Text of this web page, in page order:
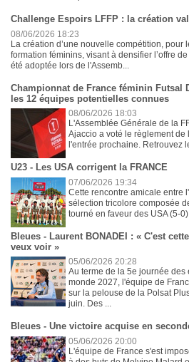
Challenge Espoirs LFFP : la création
08/06/2026 18:23
La création d’une nouvelle compétition, pour
formation féminins, visant à densifier l’offre
été adoptée lors de l'Assemb...
Championnat de France féminin Futsal
les 12 équipes potentielles connues
08/06/2026 18:03
L'Assemblée Générale de la
Ajaccio a voté le règlement
l'entrée prochaine. Retrouvez
U23 - Les USA corrigent la FRANCE
07/06/2026 19:34
Cette rencontre amicale entre
sélection tricolore composée
tourné en faveur des USA (5-
Bleues - Laurent BONADEI : « C'est
veux voir »
05/06/2026 20:28
Au terme de la 5e journée
monde 2027, l'équipe de
sur la pelouse de la Polsat
juin. Des ...
Bleues - Une victoire acquise en
05/06/2026 20:00
L'équipe de France s'est